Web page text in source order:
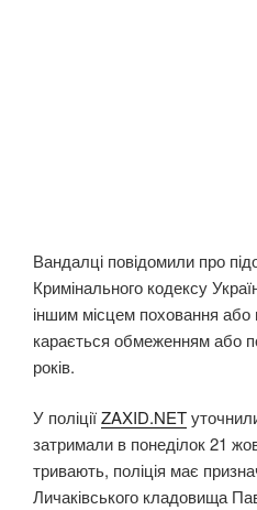
Вандалці повідомили про
Кримінального кодексу
іншим місцем поховання
карається обмеженням або
років.
У поліціїZAXID.NET
затримали в понеділок 21
тривають, поліція має
Личаківського кладовища